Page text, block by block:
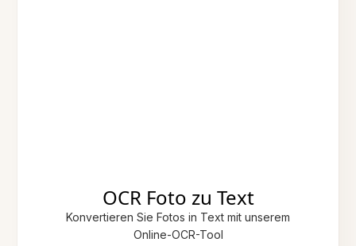
OCR Foto zu Text
Konvertieren Sie Fotos in Text mit unserem
Online-OCR-Tool